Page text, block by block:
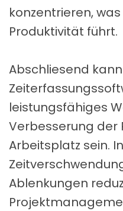
konzentrieren,
Produktivität führt.
Abschliesend kann
leistungsfähiges
Verbesserung der
Arbeitsplatz sein.
Ablenkungen